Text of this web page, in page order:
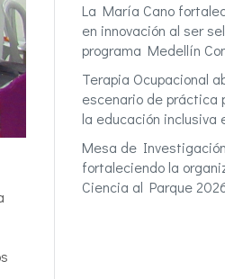
La María Cano
en innovación al ser
programa Medellín
Terapia Ocupacional
escenario de práctica
la educación inclusiva
Mesa de
fortaleciendo la
Ciencia al Parque